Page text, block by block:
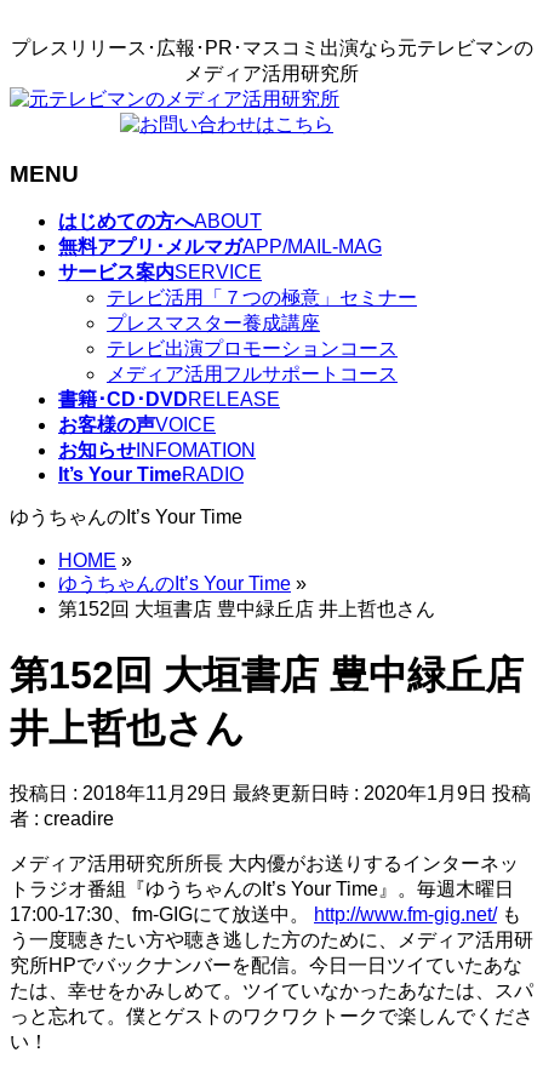
プレスリリース･広報･PR･マスコミ出演なら元テレビマンの
メディア活用研究所
MENU
はじめての方へABOUT
無料アプリ･メルマガAPP/MAIL-MAG
サービス案内SERVICE
テレビ活用「７つの極意」セミナー
プレスマスター養成講座
テレビ出演プロモーションコース
メディア活用フルサポートコース
書籍･CD･DVDRELEASE
お客様の声VOICE
お知らせ INFOMATION
It’s Your TimeRADIO
ゆうちゃんのIt’s Your Time
HOME »
ゆうちゃんのIt’s Your Time »
第152回 大垣書店 豊中緑丘店 井上哲也さん
第152回 大垣書店 豊中緑丘店
井上哲也さん
投稿日 : 2018年11月29日 最終更新日時 : 2020年1月9日 投稿
者 : creadire
メディア活用研究所所長 大内優がお送りするインターネッ
トラジオ番組『ゆうちゃんのIt’s Your Time』。毎週木曜日
17:00-17:30、fm-GIGにて放送中。
http://www.fm-gig.net/も
う一度聴きたい方や聴き逃した方のために、メディア活用研
究所HPでバックナンバーを配信。今日一日ツイていたあな
たは、幸せをかみしめて。ツイていなかったあなたは、スパ
っと忘れて。僕とゲストのワクワクトークで楽しんでくださ
い！